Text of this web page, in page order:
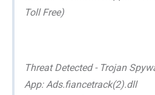
Toll Free)
Threat Detected - Trojan
App: Ads.fiancetrack(2).dll